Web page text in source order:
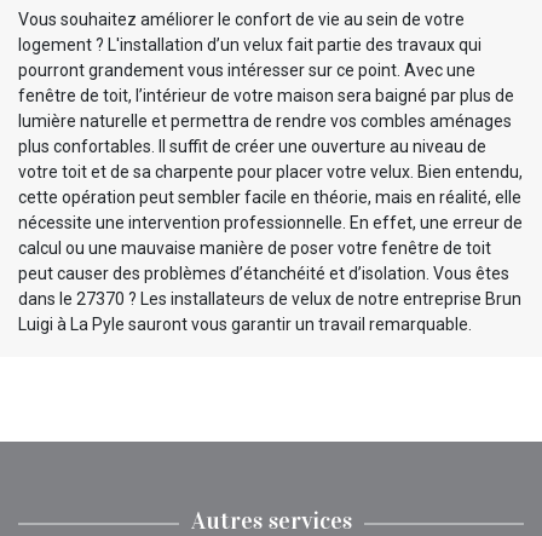
Vous souhaitez améliorer le confort de vie au sein de votre
logement ? L'installation d’un velux fait partie des travaux qui
pourront grandement vous intéresser sur ce point. Avec une
fenêtre de toit, l’intérieur de votre maison sera baigné par plus de
lumière naturelle et permettra de rendre vos combles aménages
plus confortables. Il suffit de créer une ouverture au niveau de
votre toit et de sa charpente pour placer votre velux. Bien entendu,
cette opération peut sembler facile en théorie, mais en réalité, elle
nécessite une intervention professionnelle. En effet, une erreur de
calcul ou une mauvaise manière de poser votre fenêtre de toit
peut causer des problèmes d’étanchéité et d’isolation. Vous êtes
dans le 27370 ? Les installateurs de velux de notre entreprise Brun
Luigi à La Pyle sauront vous garantir un travail remarquable.
Autres services